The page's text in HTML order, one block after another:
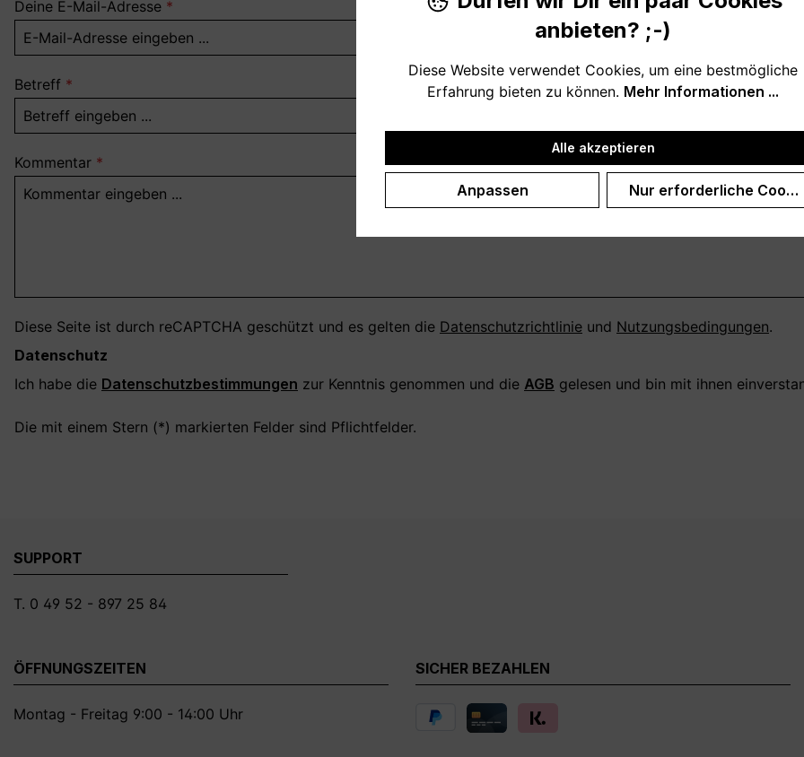
Deine E-Mail-Adresse * Telefon*
Betreff *
Kommentar *
Diese Seite ist durch reCAPTCHA geschützt und es gelten die Datenschutzrichtlinie und Nutzungsbedingungen.
Datenschutz
Ich habe die Datenschutzbestimmungen zur Kenntnis genommen und die AGB gelesen und bin mit ihnen
Die mit einem Stern (*) markierten Felder sind Pflichtfelder.
SUPPORT
T. 0 49 52 - 897 25 84
ÖFFNUNGSZEITEN
Montag - Freitag 9:00 - 14:00 Uhr
SICHER BEZAHLEN
anbieten? ;-)
Diese Website verwendet Cookies, um eine bestmögliche
Erfahrung bieten zu können. Mehr Informationen ...
Alle akzeptieren
Anpassen Nur erforderliche